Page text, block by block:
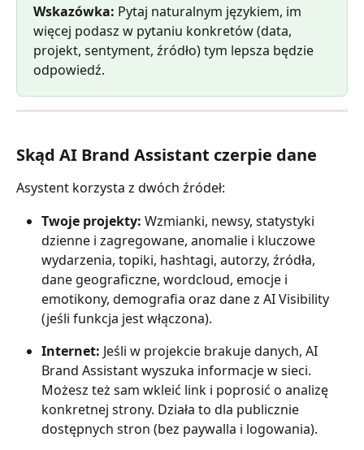
Wskazówka: Pytaj naturalnym językiem, im
więcej podasz w pytaniu konkretów (data,
projekt, sentyment, źródło) tym lepsza będzie
odpowiedź.
Skąd AI Brand Assistant czerpie dane
Asystent korzysta z dwóch źródeł:
Twoje projekty: Wzmianki, newsy, statystyki
dzienne i zagregowane, anomalie i kluczowe
wydarzenia, topiki, hashtagi, autorzy, źródła,
dane geograficzne, wordcloud, emocje i
emotikony, demografia oraz dane z AI Visibility
(jeśli funkcja jest włączona).
Internet: Jeśli w projekcie brakuje danych, AI
Brand Assistant wyszuka informacje w sieci.
Możesz też sam wkleić link i poprosić o analizę
konkretnej strony. Działa to dla publicznie
dostępnych stron (bez paywalla i logowania).